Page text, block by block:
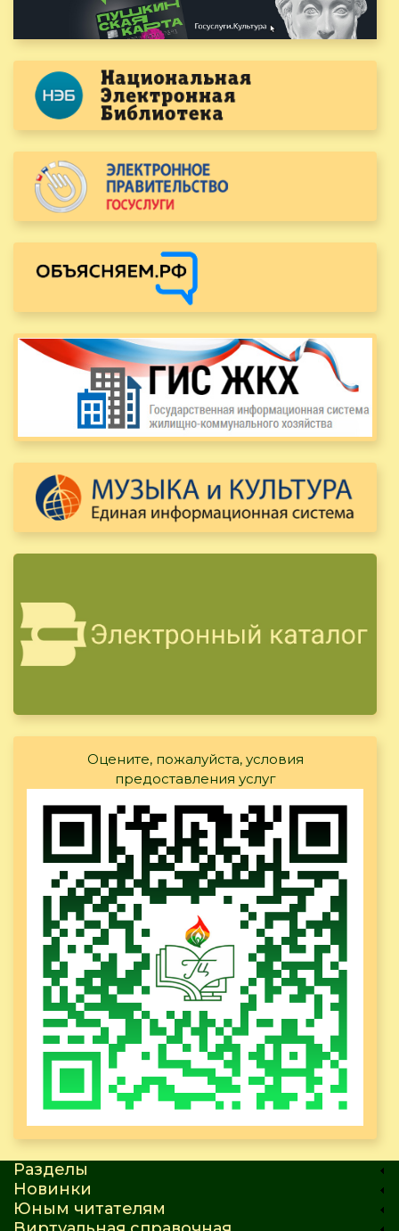
Оцените, пожалуйста, условия
предоставления услуг
Разделы
Новинки
Юным читателям